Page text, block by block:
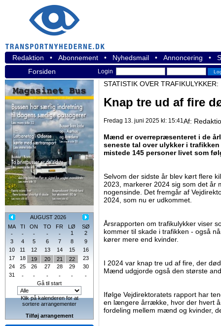
Redaktion • Abonnement • Nyhedsmail • Annoncering •
Forsiden
Login
AUGUST 2026
MA
TI ON TO FR LØ
SØ
-
- - - - 1
2
3
4 5 6 7 8
9
10
11 12 13 14 15
16
17
18 19 20 21 22
23
24
25 26 27 28 29
30
31
- - - - -
-
Gå til start
Klik på kalenderen for at
sortere arrangementer
Tilføj arrangement
STATISTIK OVER TRAFIKULYKKER:
Knap tre ud af fire
Fredag 13. juni 2025 kl: 15:41Af:
Mænd er overrepræsenteret i de
seneste tal over ulykker i
mistede 145 personer livet som
Selvom der sidste år blev kørt flere
2023, markerer 2024 sig som det
nogensinde. Det fremgår af
2024, som nu er udkommet.
Årsrapporten om trafikulykker viser
kommer til skade i trafikken - også
kører mere end kvinder.
I 2024 var knap tre ud af fire, der
Mænd udgjorde også den største
Ifølge Vejdirektoratets rapport har
en længere årrække, hvor der hvert
fordeling mellem mænd og kvinder,